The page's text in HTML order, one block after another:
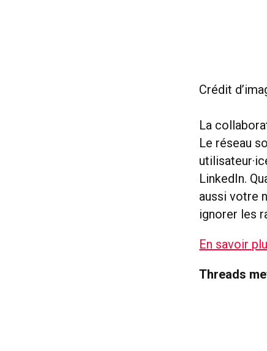
Crédit
La
Le réseau
LinkedIn.
aussi votre
ignorer les
En savoir
Threads